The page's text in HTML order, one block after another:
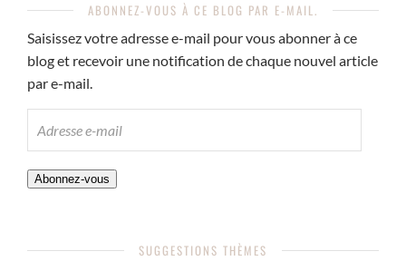
ABONNEZ-VOUS À CE BLOG PAR E-MAIL.
Saisissez votre adresse e-mail pour vous abonner à ce
blog et recevoir une notification de chaque nouvel article
par e-mail.
MAIL
Abonnez-vous
SUGGESTIONS THÈMES